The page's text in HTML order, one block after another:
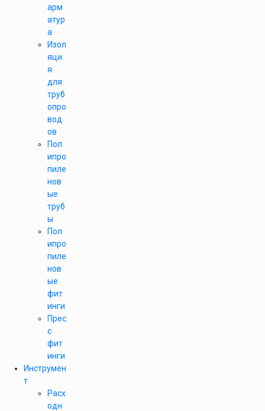
арм
атур
а
Изол
яци
я
для
труб
опро
вод
ов
Пол
ипро
пиле
нов
ые
труб
ы
Пол
ипро
пиле
нов
ые
фит
инги
Прес
с
фит
инги
Инструмен
т
Расх
одн